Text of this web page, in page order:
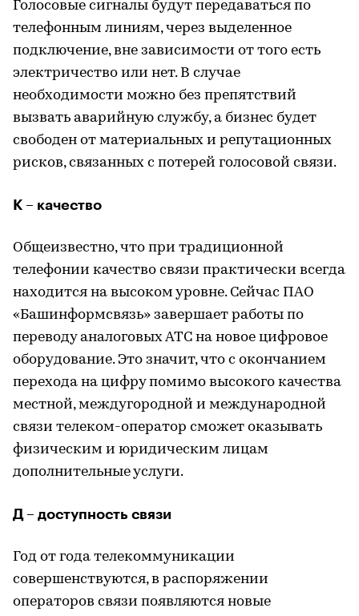
Голосовые сигналы будут передаваться по
телефонным линиям, через выделенное
подключение, вне зависимости от того есть
электричество или нет. В случае
необходимости можно без препятствий
вызвать аварийную службу, а бизнес будет
свободен от материальных и репутационных
рисков, связанных с потерей голосовой связи.
К – качество
Общеизвестно, что при традиционной
телефонии качество связи практически всегда
находится на высоком уровне. Сейчас ПАО
«Башинформсвязь» завершает работы по
переводу аналоговых АТС на новое цифровое
оборудование. Это значит, что с окончанием
перехода на цифру помимо высокого качества
местной, междугородной и международной
связи телеком-оператор сможет оказывать
физическим и юридическим лицам
дополнительные услуги.
Д – доступность связи
Год от года телекоммуникации
совершенствуются, в распоряжении
операторов связи появляются новые